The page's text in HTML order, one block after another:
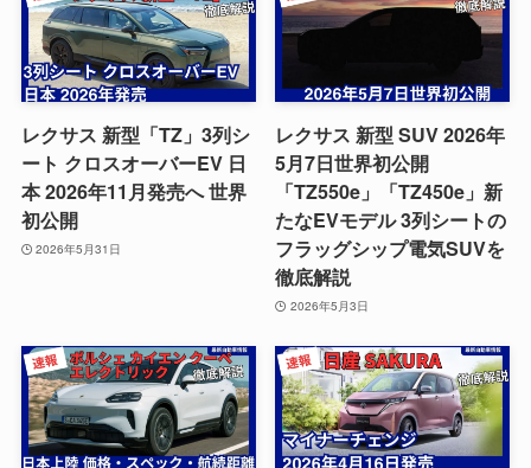
レクサス 新型「TZ」3列シ
ート クロスオーバーEV 日
本 2026年11月発売へ 世界
初公開
2026年5月31日
レクサス 新型 SUV 2026年
5月7日世界初公開
「TZ550e」「TZ450e」新
たなEVモデル 3列シートの
フラッグシップ電気SUVを
徹底解説
2026年5月3日